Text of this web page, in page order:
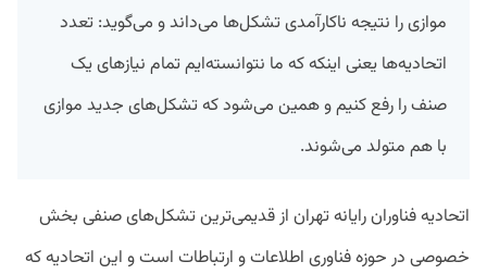
موازی را نتیجه ناکارآمدی تشکل‌ها می‌داند و می‌گوید: تعدد
اتحادیه‌ها یعنی اینکه که ما نتوانسته‌ایم تمام نیازهای یک
صنف را رفع کنیم و همین می‌شود که تشکل‌های جدید موازی
با هم متولد می‌شوند.
اتحادیه فناوران رایانه تهران از قدیمی‌ترین تشکل‌های صنفی بخش
خصوصی در حوزه فناوری اطلاعات و ارتباطات است و این اتحادیه که